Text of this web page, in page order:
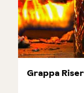
Grappa